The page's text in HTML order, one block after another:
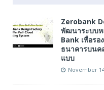
Zerobank
พัฒนาระบบห
Bank เพื่อรอ
ธนาคารบนค
แบบ
November